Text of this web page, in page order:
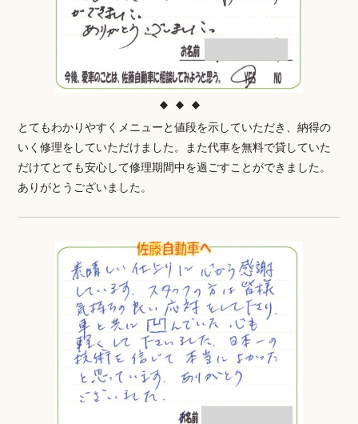
とてもわかりやすくメニューと値段を示していただき、納得の
いく修理をしていただけました。また代車を無料で貸していた
だけてとても安心して修理期間中を過ごすことができました。
ありがとうございました。